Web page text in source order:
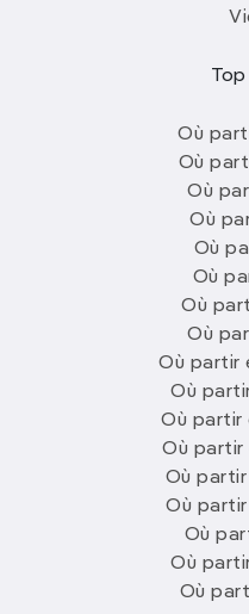
Où
Où
Où
Où
Où
Où
Où
Où
Où partir
Où
Où partir
Où partir
Où partir
Où partir
Où
Où
Où